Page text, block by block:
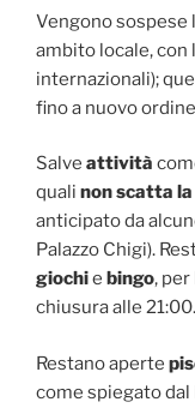
Vengono sospese
ambito locale, con
internazionali);
fino a nuovo
Salve attività
quali non scatta
anticipato da
Palazzo Chigi).
giochie bingo,
chiusura alle 21:00.
Restano aperte
come spiegato